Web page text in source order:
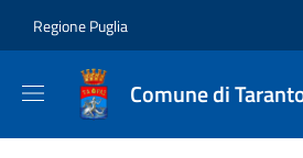
Regione Puglia
Comune di